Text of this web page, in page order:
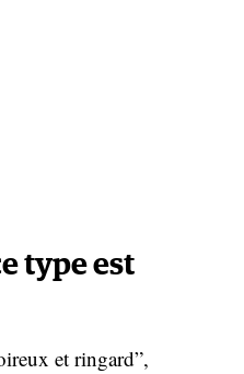
type est
et ringard”,